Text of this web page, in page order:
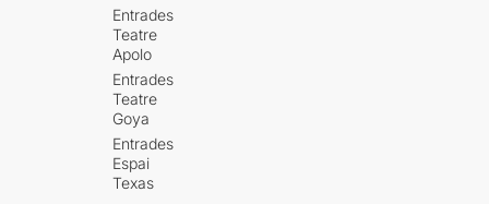
Entrades
Teatre
Apolo
Entrades
Teatre
Goya
Entrades
Espai
Texas